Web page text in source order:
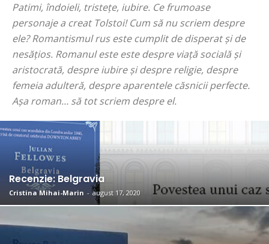
Patimi, îndoieli, tristețe, iubire. Ce frumoase
personaje a creat Tolstoi! Cum să nu scriem despre
ele? Romantismul rus este cumplit de disperat și de
nesățios. Romanul este este despre viață socială și
aristocrată, despre iubire și despre religie, despre
femeia adulteră, despre aparentele căsnicii perfecte.
Așa roman… să tot scriem despre el.
Recenzie: Belgravia
Cristina Mihai-Marin - august 17, 2020